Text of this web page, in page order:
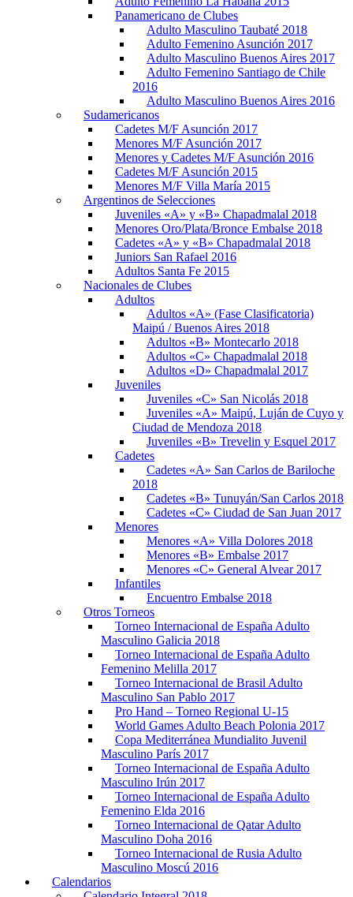
Panamericano de Clubes
Adulto Masculino Taubaté 2018
Adulto Femenino Asunción 2017
Adulto Masculino Buenos Aires 2017
Adulto Femenino Santiago de Chile
2016
Adulto Masculino Buenos Aires 2016
Sudamericanos
Cadetes M/F Asunción 2017
Menores M/F Asunción 2017
Menores y Cadetes M/F Asunción 2016
Cadetes M/F Asunción 2015
Menores M/F Villa María 2015
Argentinos de Selecciones
Juveniles «A» y «B» Chapadmalal 2018
Menores Oro/Plata/Bronce Embalse 2018
Cadetes «A» y «B» Chapadmalal 2018
Juniors San Rafael 2016
Adultos Santa Fe 2015
Nacionales de Clubes
Adultos
Adultos «A» (Fase Clasificatoria)
Maipú / Buenos Aires 2018
Adultos «B» Montecarlo 2018
Adultos «C» Chapadmalal 2018
Adultos «D» Chapadmalal 2017
Juveniles
Juveniles «C» San Nicolás 2018
Juveniles «A» Maipú, Luján de Cuyo y
Ciudad de Mendoza 2018
Juveniles «B» Trevelin y Esquel 2017
Cadetes
Cadetes «A» San Carlos de Bariloche
2018
Cadetes «B» Tunuyán/San Carlos 2018
Cadetes «C» Ciudad de San Juan 2017
Menores
Menores «A» Villa Dolores 2018
Menores «B» Embalse 2017
Menores «C» General Alvear 2017
Infantiles
Encuentro Embalse 2018
Otros Torneos
Torneo Internacional de España Adulto
Masculino Galicia 2018
Torneo Internacional de España Adulto
Femenino Melilla 2017
Torneo Internacional de Brasil Adulto
Masculino San Pablo 2017
Pro Hand – Torneo Regional U-15
World Games Adulto Beach Polonia 2017
Copa Mediterránea Mundialito Juvenil
Masculino París 2017
Torneo Internacional de España Adulto
Masculino Irún 2017
Torneo Internacional de España Adulto
Femenino Elda 2016
Torneo Internacional de Qatar Adulto
Masculino Doha 2016
Torneo Internacional de Rusia Adulto
Masculino Moscú 2016
Calendarios